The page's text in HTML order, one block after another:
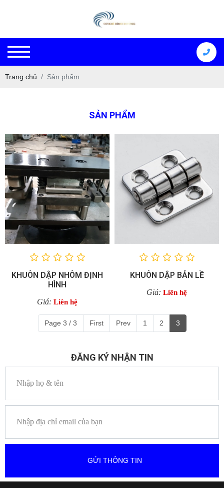
Trang chủ Sản phẩm
SẢN PHẨM
KHUÔN DẬP NHÔM ĐỊNH
HÌNH
Giá: Liên hệ
KHUÔN DẬP BẢN LỀ
Giá: Liên hệ
Page 3 / 3 First Prev 1 2 3
ĐĂNG KÝ NHẬN TIN